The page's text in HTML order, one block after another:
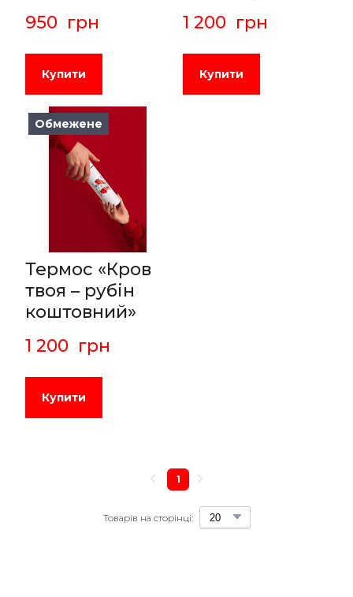
950  грн
Купити
1 200  грн
Купити
Обмежене
Термос «Кров
твоя – рубін
коштовний»
1 200  грн
Купити
Товарів на сторінці:
1